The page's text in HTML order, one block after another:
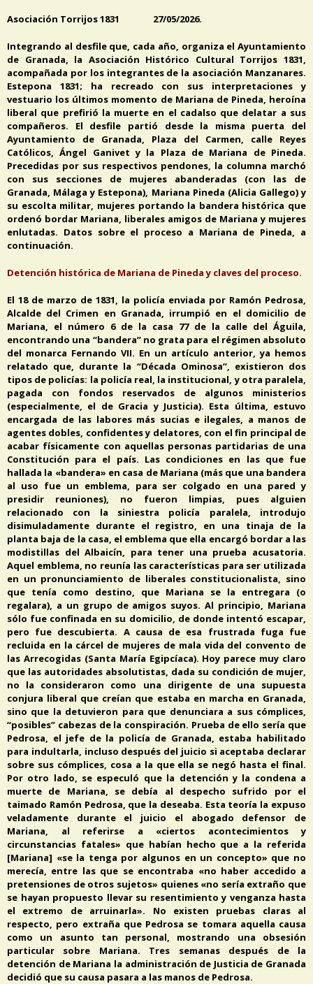
Asociación Torrijos 1831 27/05/2026.
Integrando al desfile que, cada año, organiza el Ayuntamiento
de Granada, la Asociación Histórico Cultural Torrijos 1831,
acompañada por los integrantes de la asociación Manzanares.
Estepona 1831; ha recreado con sus interpretaciones y
vestuario los últimos momento de Mariana de Pineda, heroína
liberal que prefirió la muerte en el cadalso que delatar a sus
compañeros. El desfile partió desde la misma puerta del
Ayuntamiento de Granada, Plaza del Carmen, calle Reyes
Católicos, Ángel Ganivet y la Plaza de Mariana de Pineda.
Precedidas por sus respectivos pendones, la columna marchó
con sus secciones de mujeres abanderadas (con las de
Granada, Málaga y Estepona), Mariana Pineda (Alicia Gallego) y
su escolta militar, mujeres portando la bandera histórica que
ordenó bordar Mariana, liberales amigos de Mariana y mujeres
enlutadas. Datos sobre el proceso a Mariana de Pineda, a
continuación.
Detención histórica de Mariana de Pineda y claves del proceso.
El 18 de marzo de 1831, la policía enviada por Ramón Pedrosa,
Alcalde del Crimen en Granada, irrumpió en el domicilio de
Mariana, el número 6 de la casa 77 de la calle del Águila,
encontrando una “bandera” no grata para el régimen absoluto
del monarca Fernando VII. En un artículo anterior, ya hemos
relatado que, durante la “Década Ominosa”, existieron dos
tipos de policías: la policía real, la institucional, y otra paralela,
pagada con fondos reservados de algunos ministerios
(especialmente, el de Gracia y Justicia). Esta última, estuvo
encargada de las labores más sucias e ilegales, a manos de
agentes dobles, confidentes y delatores, con el fin principal de
acabar físicamente con aquellas personas partidarias de una
Constitución para el país. Las condiciones en las que fue
hallada la «bandera» en casa de Mariana (más que una bandera
al uso fue un emblema, para ser colgado en una pared y
presidir reuniones), no fueron limpias, pues alguien
relacionado con la siniestra policía paralela, introdujo
disimuladamente durante el registro, en una tinaja de la
planta baja de la casa, el emblema que ella encargó bordar a las
modistillas del Albaicín, para tener una prueba acusatoria.
Aquel emblema, no reunía las características para ser utilizada
en un pronunciamiento de liberales constitucionalista, sino
que tenía como destino, que Mariana se la entregara (o
regalara), a un grupo de amigos suyos. Al principio, Mariana
sólo fue confinada en su domicilio, de donde intentó escapar,
pero fue descubierta. A causa de esa frustrada fuga fue
recluida en la cárcel de mujeres de mala vida del convento de
las Arrecogidas (Santa María Egipcíaca). Hoy parece muy claro
que las autoridades absolutistas, dada su condición de mujer,
no la consideraron como una dirigente de una supuesta
conjura liberal que creían que estaba en marcha en Granada,
sino que la detuvieron para que denunciara a sus cómplices,
“posibles” cabezas de la conspiración. Prueba de ello sería que
Pedrosa, el jefe de la policía de Granada, estaba habilitado
para indultarla, incluso después del juicio si aceptaba declarar
sobre sus cómplices, cosa a la que ella se negó hasta el final.
Por otro lado, se especuló que la detención y la condena a
muerte de Mariana, se debía al despecho sufrido por el
taimado Ramón Pedrosa, que la deseaba. Esta teoría la expuso
veladamente durante el juicio el abogado defensor de
Mariana, al referirse a «ciertos acontecimientos y
circunstancias fatales» que habían hecho que a la referida
[Mariana] «se la tenga por algunos en un concepto» que no
merecía, entre las que se encontraba «no haber accedido a
pretensiones de otros sujetos» quienes «no sería extraño que
se hayan propuesto llevar su resentimiento y venganza hasta
el extremo de arruinarla». No existen pruebas claras al
respecto, pero extraña que Pedrosa se tomara aquella causa
como un asunto tan personal, mostrando una obsesión
particular sobre Mariana. Tres semanas después de la
detención de Mariana la administración de Justicia de Granada
decidió que su causa pasara a las manos de Pedrosa.